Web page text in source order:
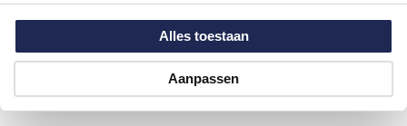
Alles toestaan
Aanpassen